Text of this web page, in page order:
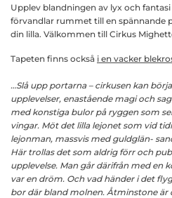
ursprungliga
var:
€149.
nuvarande
är:
€60.
Upplev blandningen av lyx och
förvandlar rummet till en spännande
din lilla. Välkommen till Cirkus
Tapeten finns också i en vacker
…Slå upp portarna – cirkusen kan
upplevelser, enastående magi och
med konstiga bulor på ryggen som
vingar. Möt det lilla lejonet som vid
lejonman, massvis med guldglän-
Här trollas det som aldrig förr och
upplevelse. Man går därifrån med en
var en dröm. Och vad händer i det
bor där bland molnen. Åtminstone är